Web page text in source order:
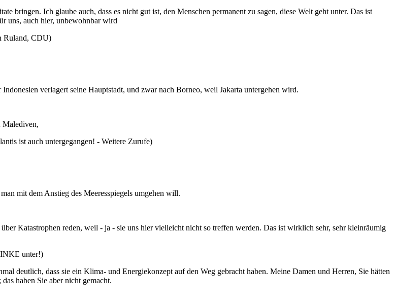
bringen. Ich glaube auch, dass es nicht gut ist, den Menschen permanent zu sagen, diese Welt geht unter. Das ist
uns, auch hier, unbewohnbar wird
Ruland, CDU)
verlagert seine Hauptstadt, und zwar nach Borneo, weil Jakarta untergehen wird.
Malediven,
ist auch untergegangen! - Weitere Zurufe)
mit dem Anstieg des Meeresspiegels umgehen will.
Katastrophen reden, weil - ja - sie uns hier vielleicht nicht so treffen werden. Das ist wirklich sehr, sehr kleinräumig
unter!)
deutlich, dass sie ein Klima- und Energiekonzept auf den Weg gebracht haben. Meine Damen und Herren, Sie hätten
haben Sie aber nicht gemacht.